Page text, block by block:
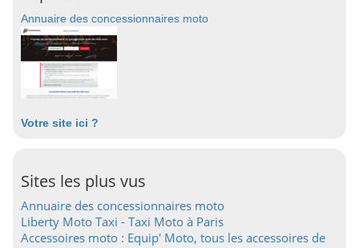
Annuaire des concessionnaires moto
Votre site ici ?
Sites les plus vus
Annuaire des concessionnaires moto
Liberty Moto Taxi - Taxi Moto à Paris
Accessoires moto : Equip' Moto, tous les accessoires de